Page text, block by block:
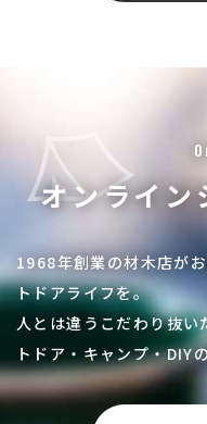
オンライン
1968年創業の材木店が
トドアライフを。
人とは違うこだわり抜
トドア・キャンプ・DIY